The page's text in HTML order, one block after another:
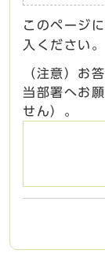
このページ
入ください。
（注意）お
当部署へお
せん）。